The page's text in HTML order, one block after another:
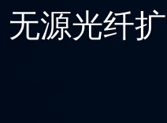
无源光纤